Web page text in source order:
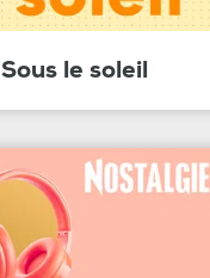
Sous le soleil